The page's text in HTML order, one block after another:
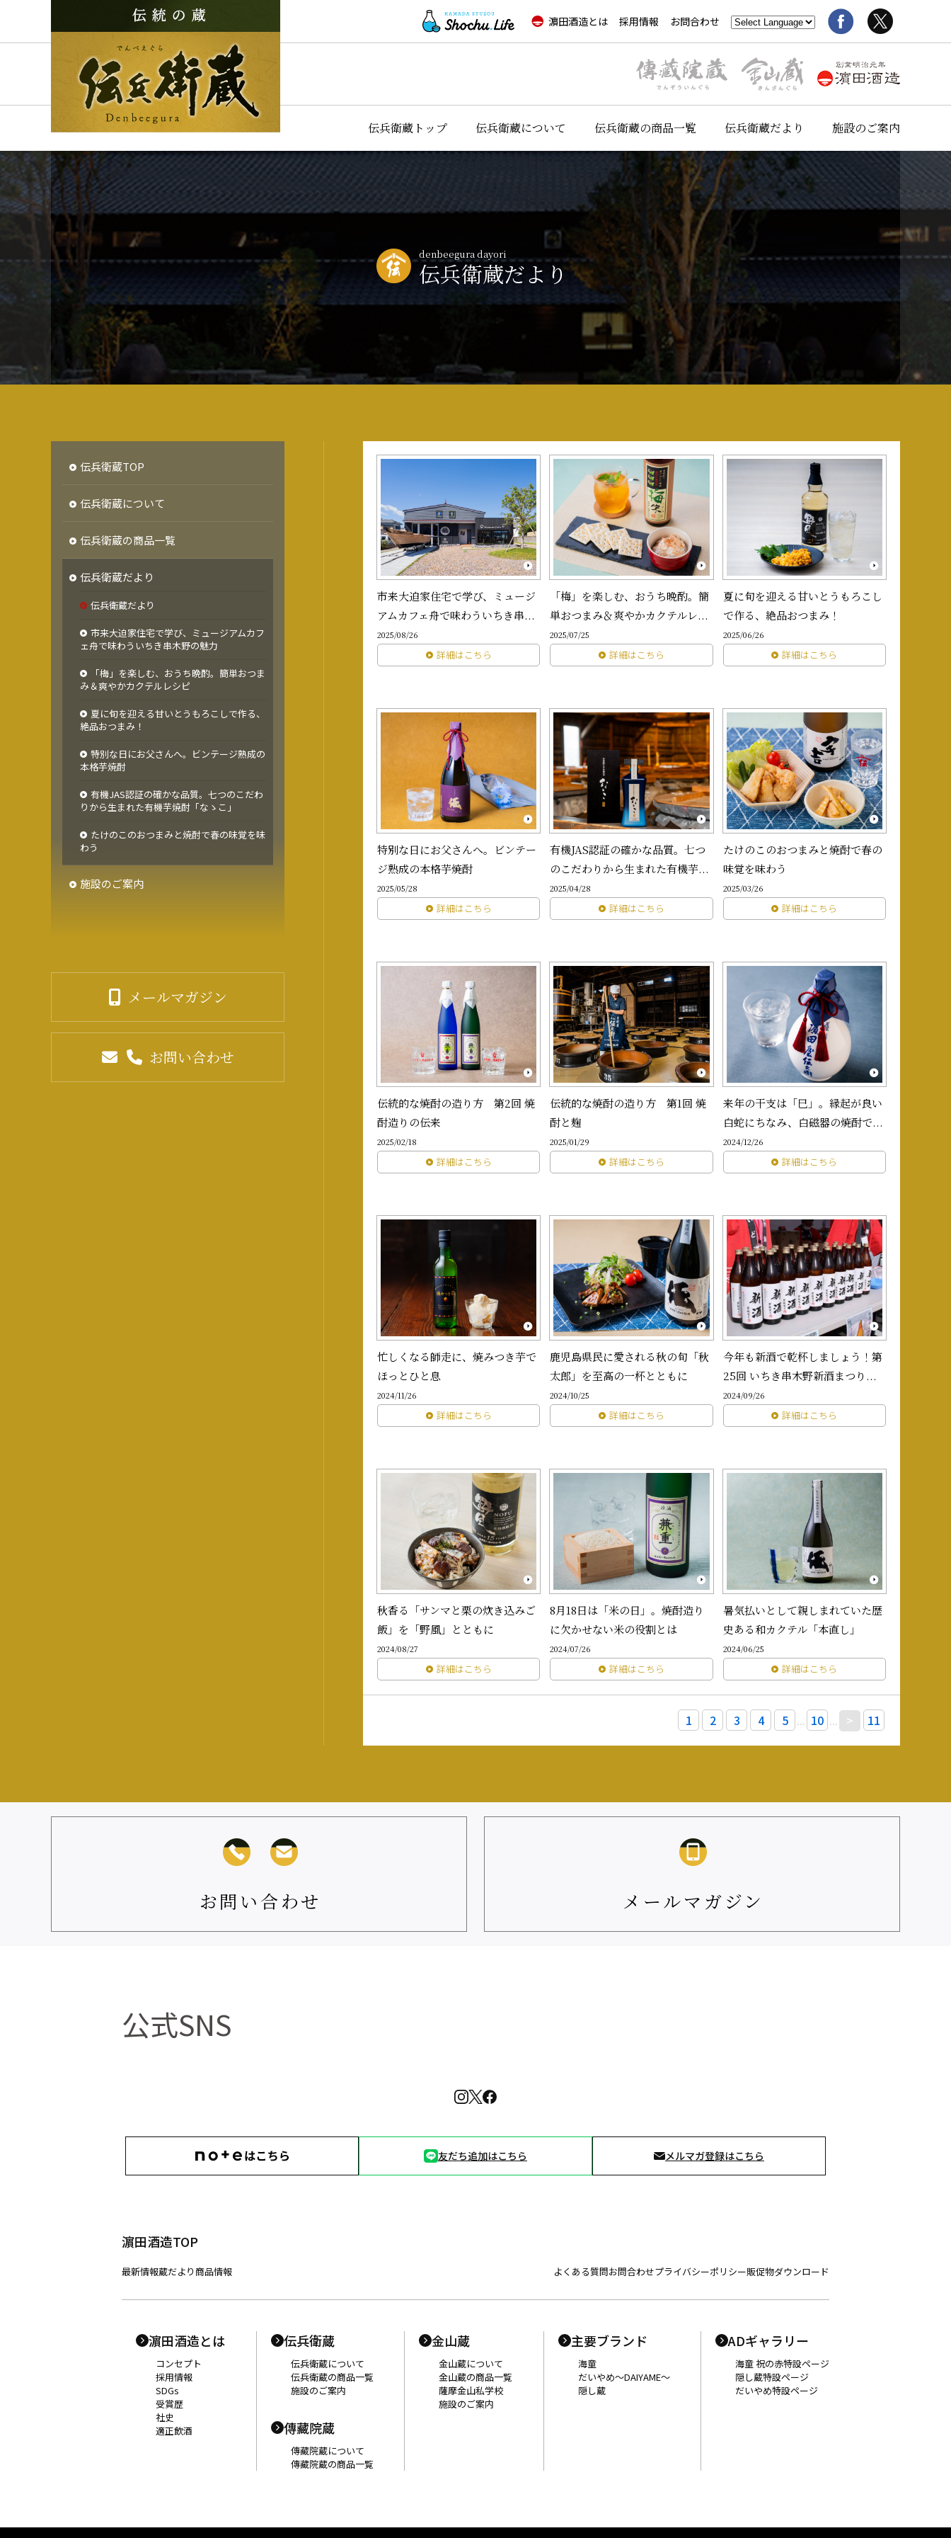
濵田酒造とは 採用情報 お問合わせ
伝兵衛蔵トップ 伝兵衛蔵について 伝兵衛蔵の商品一覧 伝兵衛蔵だより 施設のご案内
denbeegura dayori
伝兵衛蔵だより
伝兵衛蔵TOP
伝兵衛蔵について
伝兵衛蔵の商品一覧
伝兵衛蔵だより
伝兵衛蔵だより
市来大迫家住宅で学び、ミュージアムカフ
ェ舟で味わういちき串木野の魅力
「梅」を楽しむ、おうち晩酌。簡単おつま
み＆爽やかカクテルレシピ
夏に旬を迎える甘いとうもろこしで作る、
絶品おつまみ！
特別な日にお父さんへ。ビンテージ熟成の
本格芋焼酎
有機JAS認証の確かな品質。七つのこだわ
りから生まれた有機芋焼酎「なゝこ」
たけのこのおつまみと焼酎で春の味覚を味
わう
施設のご案内
メールマガジン
お問い合わせ
市来大迫家住宅で学び、ミュージ
アムカフェ舟で味わういちき串...
2025/08/26
詳細はこちら
「梅」を楽しむ、おうち晩酌。簡
単おつまみ＆爽やかカクテルレ...
2025/07/25
詳細はこちら
夏に旬を迎える甘いとうもろこし
で作る、絶品おつまみ！
2025/06/26
詳細はこちら
特別な日にお父さんへ。ビンテー
ジ熟成の本格芋焼酎
2025/05/28
詳細はこちら
有機JAS認証の確かな品質。七つ
のこだわりから生まれた有機芋...
2025/04/28
詳細はこちら
たけのこのおつまみと焼酎で春の
味覚を味わう
2025/03/26
詳細はこちら
伝統的な焼酎の造り方 第2回 焼
酎造りの伝来
2025/02/18
詳細はこちら
伝統的な焼酎の造り方 第1回 焼
酎と麹
2025/01/29
詳細はこちら
来年の干支は「巳」。縁起が良い
白蛇にちなみ、白磁器の焼酎で...
2024/12/26
詳細はこちら
忙しくなる師走に、焼みつき芋で
ほっとひと息
2024/11/26
詳細はこちら
鹿児島県民に愛される秋の旬「秋
太郎」を至高の一杯とともに
2024/10/25
詳細はこちら
今年も新酒で乾杯しましょう！第
25回 いちき串木野新酒まつり...
2024/09/26
詳細はこちら
秋香る「サンマと栗の炊き込みご
飯」を「野風」とともに
2024/08/27
詳細はこちら
8月18日は「米の日」。焼酎造り
に欠かせない米の役割とは
2024/07/26
詳細はこちら
暑気払いとして親しまれていた歴
史ある和カクテル「本直し」
2024/06/25
詳細はこちら
1 2 3 4 5 ... 10 ... > 11
お問い合わせ メールマガジン
公式SNS
友だち追加はこちら メルマガ登録はこちら
濵田酒造TOP
最新情報蔵だより 商品情報 よくある質問お問合わせプライバシーポリシー販促物ダウンロード
濵田酒造とは
コンセプト
採用情報
SDGs
受賞歴
社史
適正飲酒
伝兵衛蔵
伝兵衛蔵について
伝兵衛蔵の商品一覧
施設のご案内
傳藏院蔵
傳藏院蔵について
傳藏院蔵の商品一覧
金山蔵
金山蔵について
金山蔵の商品一覧
薩摩金山私学校
施設のご案内
主要ブランド
海童
だいやめ〜DAIYAME〜
隠し蔵
ADギャラリー
海童 祝の赤特設ページ
隠し蔵特設ページ
だいやめ特設ページ